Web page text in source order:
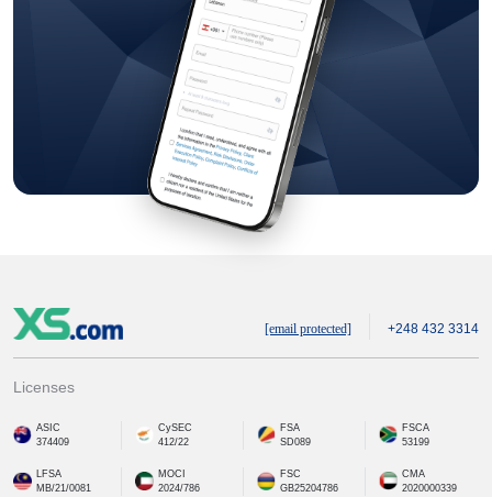
[email protected] +248 432 3314
Licenses
ASIC
374409
CySEC
412/22
FSA
SD089
FSCA
53199
LFSA
MB/21/0081
MOCI
2024/786
FSC
GB25204786
CMA
2020000339